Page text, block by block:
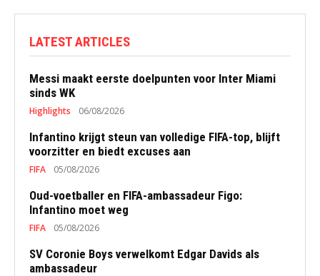
LATEST ARTICLES
Messi maakt eerste doelpunten voor Inter Miami
sinds WK
Highlights 06/08/2026
Infantino krijgt steun van volledige FIFA-top, blijft
voorzitter en biedt excuses aan
FIFA 05/08/2026
Oud-voetballer en FIFA-ambassadeur Figo:
Infantino moet weg
FIFA 05/08/2026
SV Coronie Boys verwelkomt Edgar Davids als
ambassadeur